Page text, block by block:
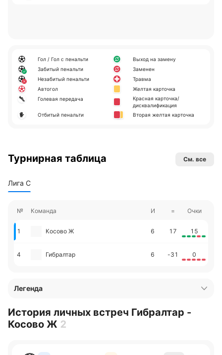
Гол / Гол с пенальти
Забитый пенальти
Незабитый пенальти
Автогол
Голевая передача
Отбитый пенальти
Выход на замену
Заменен
Травма
Желтая карточка
Красная карточка/
дисквалификация
Вторая желтая карточка
Турнирная таблица См. все
Лига С
№ Команда И = Очки
1 Косово Ж 6 17 15
4 Гибралтар 6 -31 0
Легенда
История личных встреч Гибралтар -
Косово Ж 2